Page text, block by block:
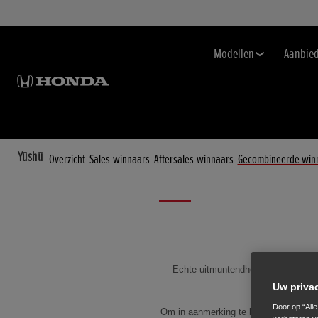
Modellen
Yūshū Overzicht Sales-winnaars Aftersales-winnaars Gecombineerde
Echte uitmuntendheid blijft
Om in aanmerking te komen,
Uw
Door op